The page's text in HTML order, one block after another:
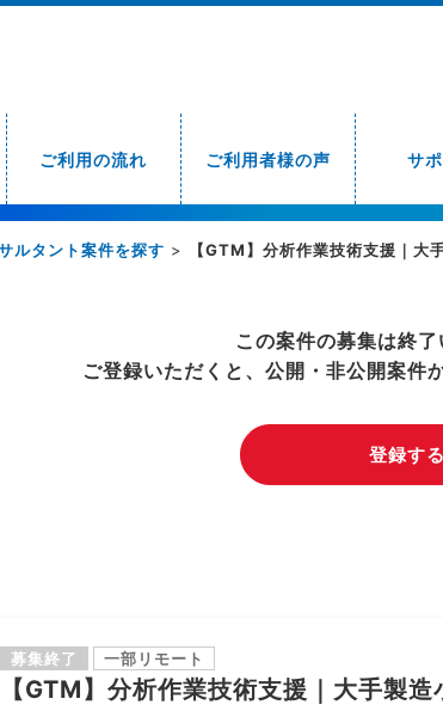
ご利用の流れ ご利用者様の声 サ
ルタント案件を探す > 【GTM】分析作業技術支援｜大
この案件の募集は終了
ご登録いただくと、公開・非公開案件
登録する
募集終了 一部リモート
【GTM】分析作業技術支援｜大手製造